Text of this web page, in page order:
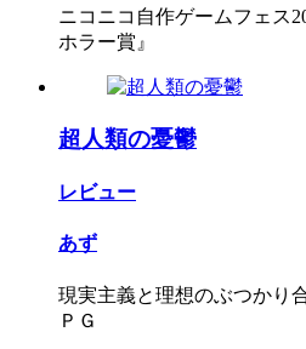
ニコニコ自作ゲームフェス
ホラー賞』
超人類の憂鬱
レビュー
あず
現実主義と理想のぶつかり
ＰＧ